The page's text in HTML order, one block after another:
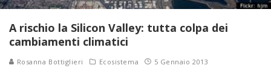
A rischio la Silicon Valley: tutta colpa dei
cambiamenti climatici
Rosanna Bottiglieri Ecosistema 5 Gennaio 2013